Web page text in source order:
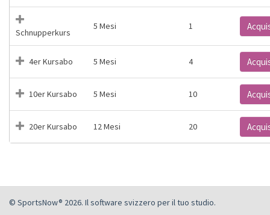
Schnupperkurs
5 Mesi 1
4er Kursabo 5 Mesi 4
10er Kursabo 5 Mesi 10
20er Kursabo 12 Mesi 20
© SportsNow® 2026. Il software svizzero per il tuo studio.